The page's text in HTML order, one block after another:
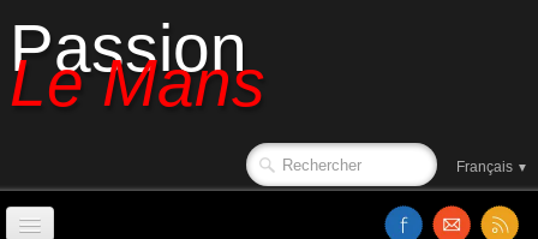
Passion
Le Mans
Français ▼